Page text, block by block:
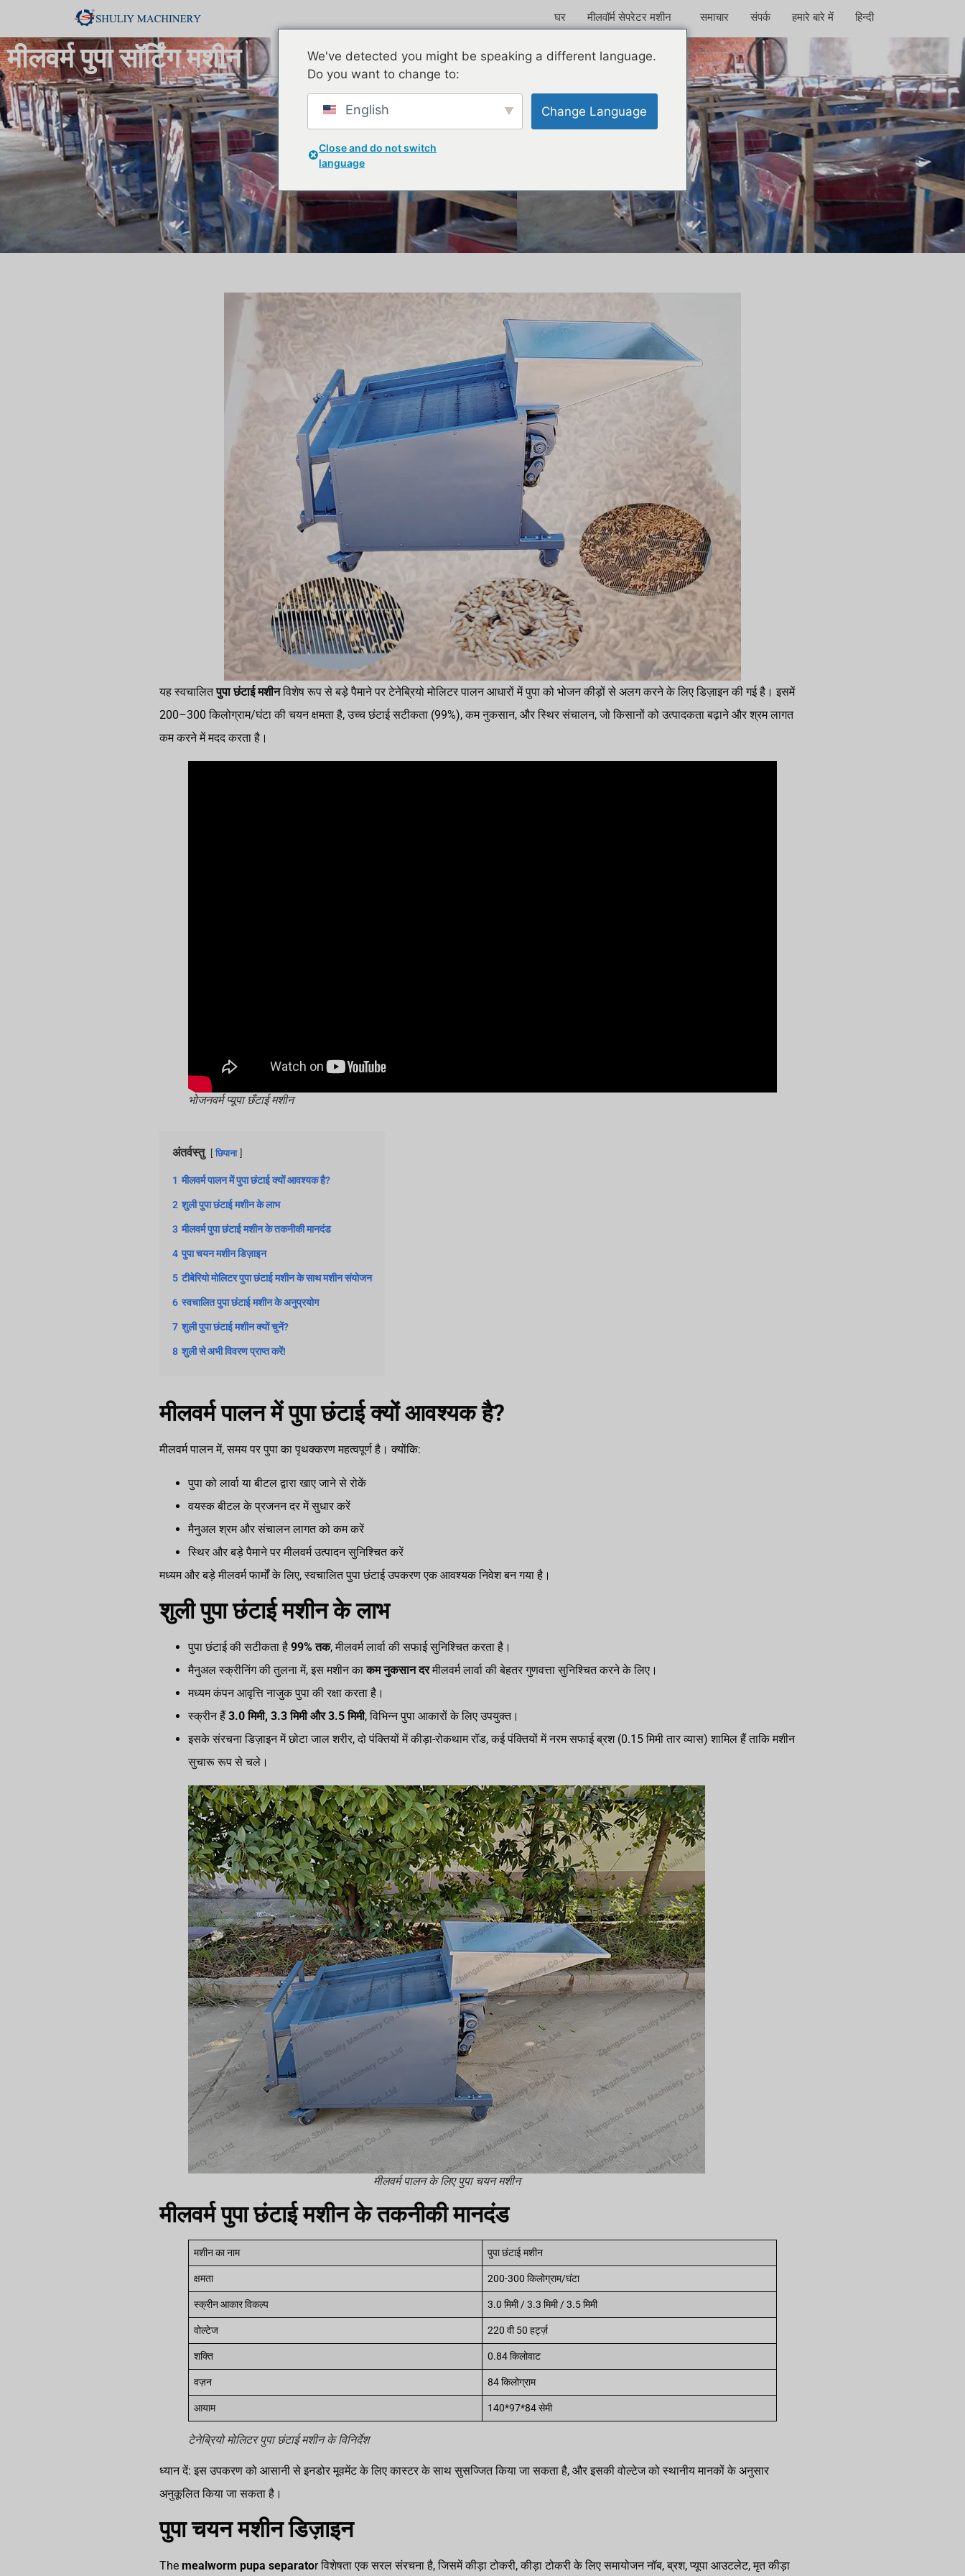
घर मीलवॉर्म सेपरेटर मशीन समाचार संपर्क हमारे बारे में हिन्दी
मीलवर्म पुपा सॉर्टिंग मशीन
यह स्वचालितपुपा छंटाई मशीनविशेष रूप से बड़े पैमाने पर टेनेब्रियो मोलिटर पालन आधारों में पुपा को भोजन कीड़ों से अलग करने के लिए डिज़ाइन की गई है। इसमें
200–300 किलोग्राम/घंटा की चयन क्षमता है, उच्च छंटाई सटीकता (99%), कम नुकसान, और स्थिर संचालन, जो किसानों को उत्पादकता बढ़ाने और श्रम लागत
कम करने में मदद करता है।
भोजनवर्म प्यूपा छँटाई मशीन
अंतर्वस्तु छिपाना
1 मीलवर्म पालन में पुपा छंटाई क्यों आवश्यक है?
2 शुली पुपा छंटाई मशीन के लाभ
3 मीलवर्म पुपा छंटाई मशीन के तकनीकी मानदंड
4 पुपा चयन मशीन डिज़ाइन
5 टीबेरियो मोलिटर पुपा छंटाई मशीन के साथ मशीन संयोजन
6 स्वचालित पुपा छंटाई मशीन के अनुप्रयोग
7 शुली पुपा छंटाई मशीन क्यों चुनें?
8 शुली से अभी विवरण प्राप्त करें!
मीलवर्म पालन में पुपा छंटाई क्यों आवश्यक है?
मीलवर्म पालन में, समय पर पुपा का पृथक्करण महत्वपूर्ण है। क्योंकि:
पुपा को लार्वा या बीटल द्वारा खाए जाने से रोकें
वयस्क बीटल के प्रजनन दर में सुधार करें
मैनुअल श्रम और संचालन लागत को कम करें
स्थिर और बड़े पैमाने पर मीलवर्म उत्पादन सुनिश्चित करें
मध्यम और बड़े मीलवर्म फार्मों के लिए, स्वचालित पुपा छंटाई उपकरण एक आवश्यक निवेश बन गया है।
शुली पुपा छंटाई मशीन के लाभ
पुपा छंटाई की सटीकता है 99% तक, मीलवर्म लार्वा की सफाई सुनिश्चित करता है।
मैनुअल स्क्रीनिंग की तुलना में, इस मशीन काकम नुकसान दरमीलवर्म लार्वा की बेहतर गुणवत्ता सुनिश्चित करने के लिए।
मध्यम कंपन आवृत्ति नाजुक पुपा की रक्षा करता है।
स्क्रीन हैं3.0 मिमी, 3.3 मिमी और 3.5 मिमी, विभिन्न पुपा आकारों के लिए उपयुक्त।
इसके संरचना डिज़ाइन में छोटा जाल शरीर, दो पंक्तियों में कीड़ा-रोकथाम रॉड, कई पंक्तियों में नरम सफाई ब्रश (0.15 मिमी तार व्यास) शामिल हैं ताकि मशीन
सुचारू रूप से चले।
मीलवर्म पालन के लिए पुपा चयन मशीन
मीलवर्म पुपा छंटाई मशीन के तकनीकी मानदंड
मशीन का नाम पुपा छंटाई मशीन
क्षमता 200-300 किलोग्राम/घंटा
स्क्रीन आकार विकल्प 3.0 मिमी / 3.3 मिमी / 3.5 मिमी
वोल्टेज 220 वी 50 हर्ट्ज़
शक्ति 0.84 किलोवाट
वज़न 84 किलोग्राम
आयाम 140*97*84 सेमी
टेनेब्रियो मोलिटर पुपा छंटाई मशीन के विनिर्देश
ध्यान दें: इस उपकरण को आसानी से इनडोर मूवमेंट के लिए कास्टर के साथ सुसज्जित किया जा सकता है, और इसकी वोल्टेज को स्थानीय मानकों के अनुसार
अनुकूलित किया जा सकता है।
पुपा चयन मशीन डिज़ाइन
The mealworm pupa separator विशेषता एक सरल संरचना है, जिसमें कीड़ा टोकरी, कीड़ा टोकरी के लिए समायोजन नॉब, ब्रश, प्यूपा आउटलेट, मृत कीड़ा
We've detected you might be speaking a different language.
Do you want to change to:
English Change Language
Close and do not switch
language